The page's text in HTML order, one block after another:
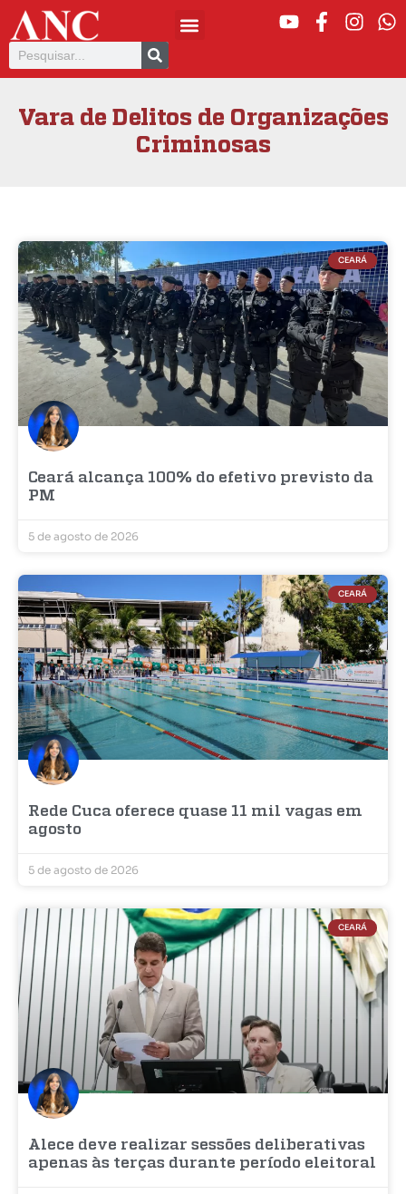
Vara de Delitos de Organizações
Criminosas
CEARÁ
Ceará alcança 100% do efetivo previsto da
PM
5 de agosto de 2026
CEARÁ
Rede Cuca oferece quase 11 mil vagas em
agosto
5 de agosto de 2026
CEARÁ
Alece deve realizar sessões deliberativas
apenas às terças durante período eleitoral